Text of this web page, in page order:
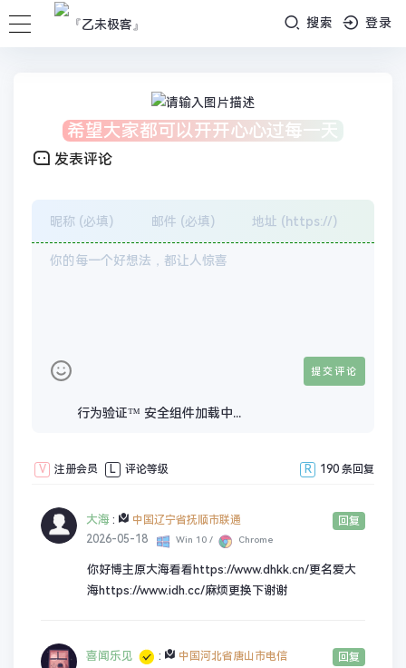
搜索 登录
希望大家都可以开开心心过每一天
发表评论
行为验证™ 安全组件加载中...
V 注册会员 L 评论等级 R 190 条回复
大海 :
中国辽宁省抚顺市联通
2026-05-18
Win 10 / Chrome
你好博主原大海看看https://www.dhkk.cn/更名爱大
海https://www.idh.cc/麻烦更换下谢谢
回复
喜闻乐见 :
中国河北省唐山市电信
回复